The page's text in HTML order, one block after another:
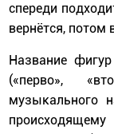
спереди
вернётся, потом
Название
(«перво»,
музыкального